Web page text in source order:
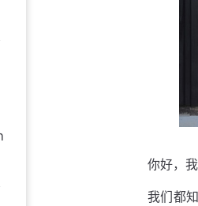
你好，我
我们都